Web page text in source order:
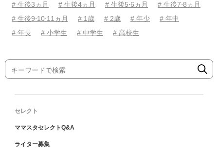
# 生後3ヵ月
# 生後4ヵ月 # 生後5⋅6ヵ月
# 生後7⋅8ヵ月
# 生後9⋅10⋅11ヵ月
# 1歳 # 2歳 # 年少
# 年中
# 年長
# 小学生 # 中学生 # 高校生
セレクト
ママスタセレクトQ&A
ライター募集